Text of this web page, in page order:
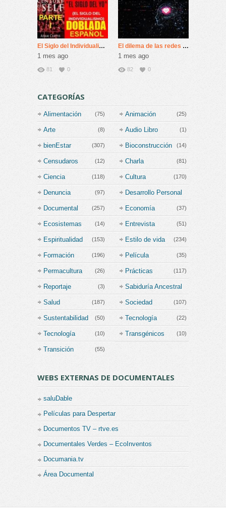
El Siglo del Individualismo: 1º Máquinas De Felicidad
1 mes ago
81 0
El dilema de las redes sociales
1 mes ago
82 0
CATEGORÍAS
Alimentación (75) Animación (25)
Arte (8) Audio Libro (1)
bienEstar (307) Bioconstrucción (14)
Censudaros (12) Charla (81)
Ciencia (118) Cultura (170)
Denuncia (97) Desarrollo Personal
(202)
Documental (257) Economía (37)
Ecosistemas (14) Entrevista (51)
Espiritualidad (153) Estilo de vida (234)
Formación (196) Película (35)
Permacultura (26) Prácticas (117)
Reportaje (3) Sabiduría Ancestral
(111)
Salud (187) Sociedad (107)
Sustentabilidad (50) Tecnología (22)
Tecnología (10) Transgénicos (10)
Transición (55)
WEBS EXTERNAS DE DOCUMENTALES
saluDable
Películas para Despertar
Documentos TV – rtve.es
Documentales Verdes – EcoInventos
Documania.tv
Área Documental